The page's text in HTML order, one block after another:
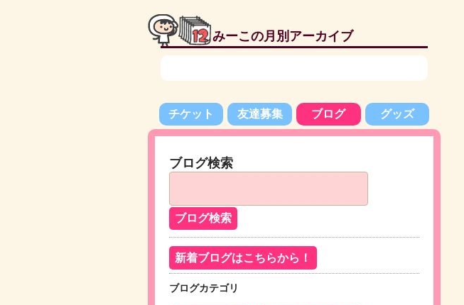
みーこの月別アーカイブ
チケット 友達募集 ブログ グッズ
ブログ検索
新着ブログはこちらから！
ブログカテゴリ